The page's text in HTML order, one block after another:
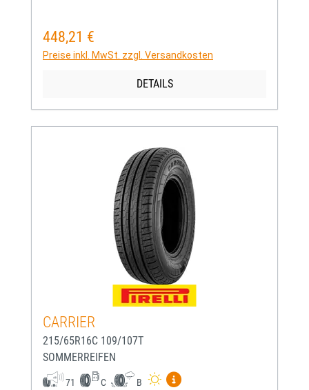
Regulärer Preis:
448,21 €
Preise inkl. MwSt. zzgl. Versandkosten
DETAILS
CARRIER
215/65R16C 109/107T
SOMMERREIFEN
71 C B
Mehr Informationen zum